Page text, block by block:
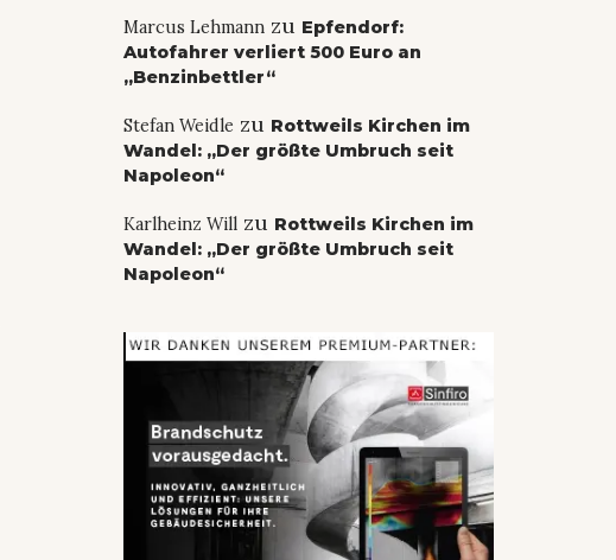
Marcus Lehmannzu Epfendorf:
Autofahrer verliert 500 Euro an
„Benzinbettler“
Stefan Weidle zu Rottweils Kirchen im
Wandel: „Der größte Umbruch seit
Napoleon“
Karlheinz Willzu Rottweils Kirchen im
Wandel: „Der größte Umbruch seit
Napoleon“